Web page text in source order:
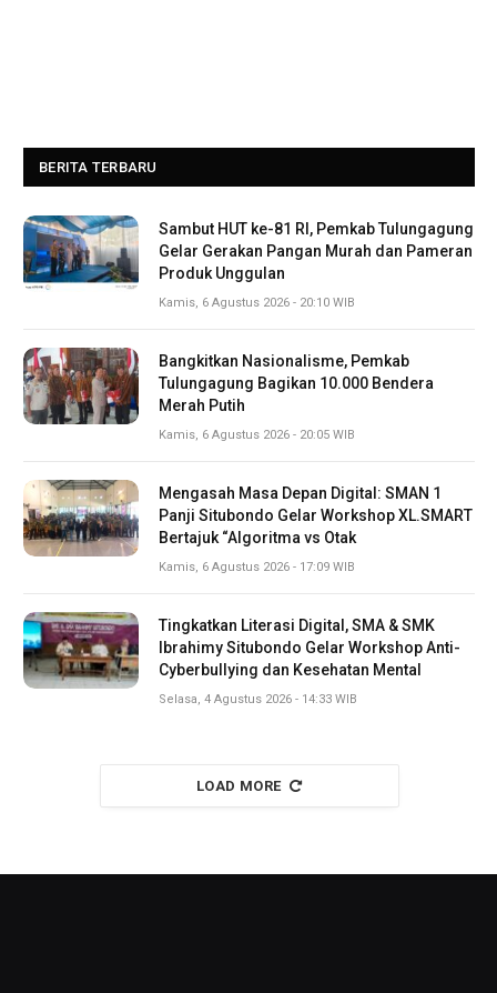
BERITA TERBARU
Sambut HUT ke-81 RI, Pemkab Tulungagung
Gelar Gerakan Pangan Murah dan Pameran
Produk Unggulan
Kamis, 6 Agustus 2026 - 20:10 WIB
Bangkitkan Nasionalisme, Pemkab
Tulungagung Bagikan 10.000 Bendera
Merah Putih
Kamis, 6 Agustus 2026 - 20:05 WIB
Mengasah Masa Depan Digital: SMAN 1
Panji Situbondo Gelar Workshop XL.SMART
Bertajuk “Algoritma vs Otak
Kamis, 6 Agustus 2026 - 17:09 WIB
Tingkatkan Literasi Digital, SMA & SMK
Ibrahimy Situbondo Gelar Workshop Anti-
Cyberbullying dan Kesehatan Mental
Selasa, 4 Agustus 2026 - 14:33 WIB
LOAD MORE